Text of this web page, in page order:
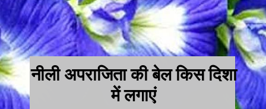
नीली अपराजिता की बेलकिस दिशा
में लगाएं